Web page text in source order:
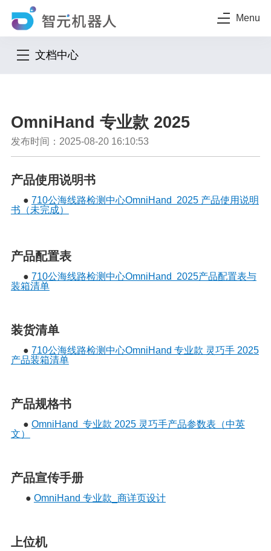
Menu
文档中心
OmniHand 专业款 2025
发布时间：2025-08-20 16:10:53
产品使用说明书
● 710公海线路检测中心OmniHand 2025 产品使用说明
书（未完成）
产品配置表
● 710公海线路检测中心OmniHand 2025产品配置表与
装箱清单
装货清单
● 710公海线路检测中心OmniHand 专业款 灵巧手 2025
产品装箱清单
产品规格书
● OmniHand 专业款 2025 灵巧手产品参数表（中英
文）
产品宣传手册
● OmniHand 专业款_商详页设计
上位机